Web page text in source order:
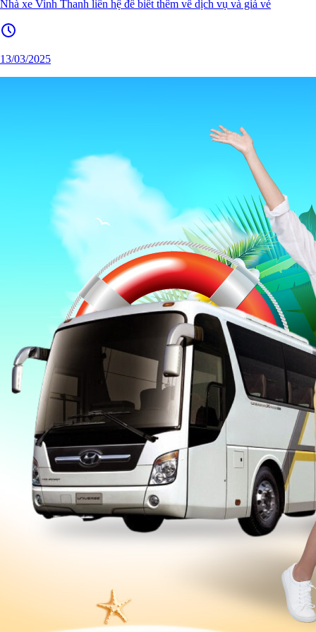
Nhà xe Vinh Thanh liên hệ để biết thêm về dịch vụ và giá vé
13/03/2025